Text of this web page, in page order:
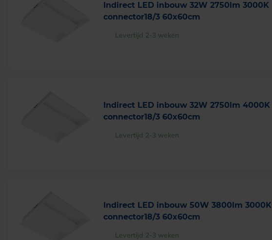
Indirect LED inbouw 32W 2750lm 3000K
connector18/3 60x60cm
Levertijd 2-3 weken
Indirect LED inbouw 32W 2750lm 4000K
connector18/3 60x60cm
Levertijd 2-3 weken
Indirect LED inbouw 50W 3800lm 3000K
connector18/3 60x60cm
Levertijd 2-3 weken